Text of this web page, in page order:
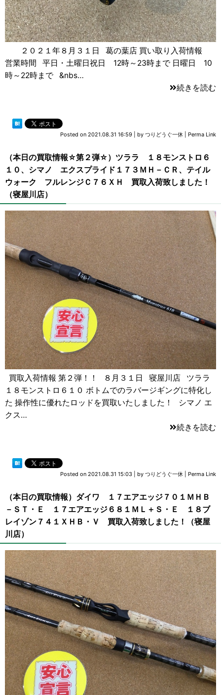
２０２１年８月３１日 葛の葉店 買い取り入荷情報
営業時間 平日・土曜日祝日 12時～23時まで 日曜日 10
時～22時まで &nbs…
続きを読む
Posted on 2021.08.31 16:59 by つりどうぐ一休 Perma Link
（本日の買取情報☆第２弾☆）ツララ １８モンストロ６
１０、シマノ エクスプライド１７３ＭＨ－ＣＲ、テイル
ウォーク フルレンジＣ７６ＸＨ 買取入荷致しました！
（寝屋川店）
買取入荷情報 第２弾！！ ８月３１日 寝屋川店 ツララ
１８モンストロ６１０ ボトムでのラバージギングに特化し
た 操作性に優れたロッドを買取いたしました！ シマノ エ
クス…
続きを読む
Posted on 2021.08.31 15:03 by つりどうぐ一休 Perma Link
（本日の買取情報）ダイワ １７エアエッジ７０１ＭＨＢ
－ＳＴ・Ｅ １７エアエッジ６８１ＭＬ＋Ｓ・Ｅ １８ブ
レイゾン７４１ＸＨＢ・Ｖ 買取入荷致しました！（寝屋
川店）